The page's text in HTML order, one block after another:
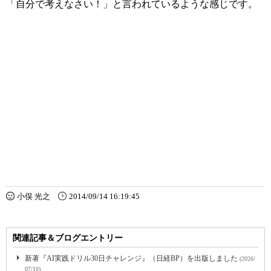
「自分で考えなさい！」と言われているような感じです。
小俣 光之 2014/09/14 16:19:45
関連記事＆ブログエントリー
新著『AI実践ドリル30日チャレンジ』（日経BP）を出版しました (2026/
07/10)